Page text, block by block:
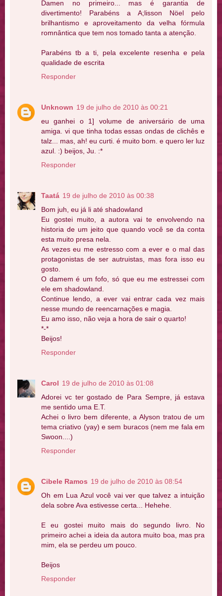
Damen no primeiro... mas é garantia de
divertimento! Parabéns a A;lisson Nöel pelo
brilhantismo e aproveitamento da velha fórmula
romnântica que tem nos tomado tanta a atenção.
Parabéns tb a ti, pela excelente resenha e pela
qualidade de escrita
Responder
Unknown 19 de julho de 2010 às 00:21
eu ganhei o 1] volume de aniversário de uma
amiga. vi que tinha todas essas ondas de clichês e
talz... mas, ah! eu curti. é muito bom. e quero ler luz
azul. :) beijos, Ju. :*
Responder
Taatá 19 de julho de 2010 às 00:38
Bom juh, eu já li até shadowland
Eu gostei muito, a autora vai te envolvendo na
historia de um jeito que quando você se da conta
esta muito presa nela.
As vezes eu me estresso com a ever e o mal das
protagonistas de ser autruistas, mas fora isso eu
gosto.
O damem é um fofo, só que eu me estressei com
ele em shadowland.
Continue lendo, a ever vai entrar cada vez mais
nesse mundo de reencarnações e magia.
Eu amo isso, não veja a hora de sair o quarto!
*-*
Beijos!
Responder
Carol 19 de julho de 2010 às 01:08
Adorei vc ter gostado de Para Sempre, já estava
me sentido uma E.T.
Achei o livro bem diferente, a Alyson tratou de um
tema criativo (yay) e sem buracos (nem me fala em
Swoon....)
Responder
Cibele Ramos 19 de julho de 2010 às 08:54
Oh em Lua Azul você vai ver que talvez a intuição
dela sobre Ava estivesse certa... Hehehe.
E eu gostei muito mais do segundo livro. No
primeiro achei a ideia da autora muito boa, mas pra
mim, ela se perdeu um pouco.
Beijos
Responder